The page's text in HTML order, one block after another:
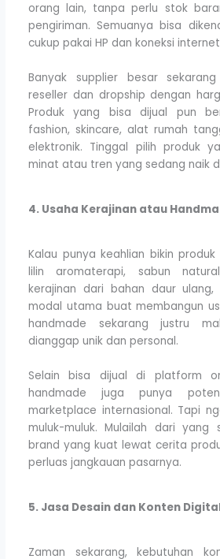
orang lain, tanpa perlu stok
pengiriman. Semuanya bisa
cukup pakai HP dan koneksi
Banyak supplier besar
reseller dan dropship dengan
Produk yang bisa dijual pun
fashion, skincare, alat rumah
elektronik. Tinggal pilih produk
minat atau tren yang sedang naik
4. Usaha Kerajinan atau
Kalau punya keahlian bikin
lilin aromaterapi, sabun
kerajinan dari bahan daur
modal utama buat membangun
handmade sekarang justru
dianggap unik dan personal.
Selain bisa dijual di platform
handmade juga punya
marketplace internasional. Tapi
muluk-muluk. Mulailah dari yang
brand yang kuat lewat cerita
perluas jangkauan pasarnya.
5. Jasa Desain dan Konten
Zaman sekarang, kebutuhan